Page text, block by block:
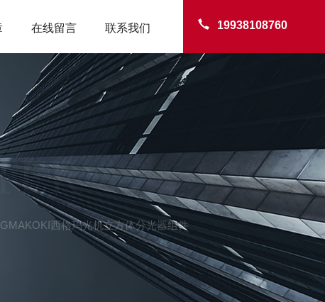
19938108760
在线留言 联系我们
西格玛光机立方体分光器组件